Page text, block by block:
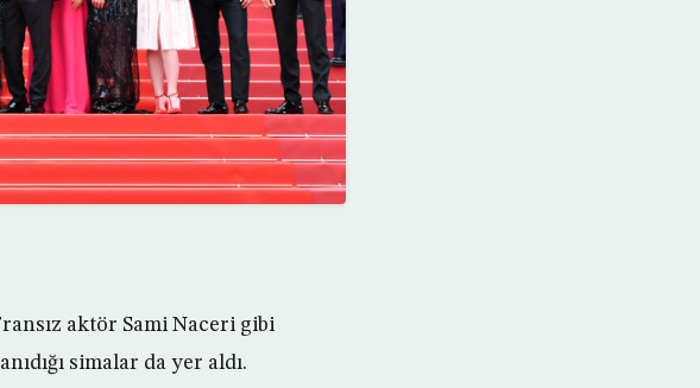
aktör Sami Naceri gibi
simalar da yer aldı.